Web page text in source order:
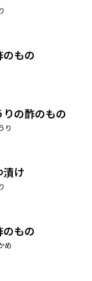
のもの
の酢のもの
り
漬け
のもの
め